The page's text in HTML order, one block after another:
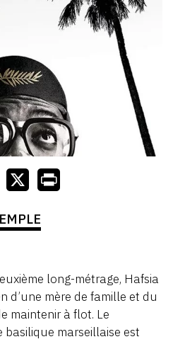
long-métrage, Hafsia
d’une mère de famille et du
maintenir à flot. Le
marseillaise est